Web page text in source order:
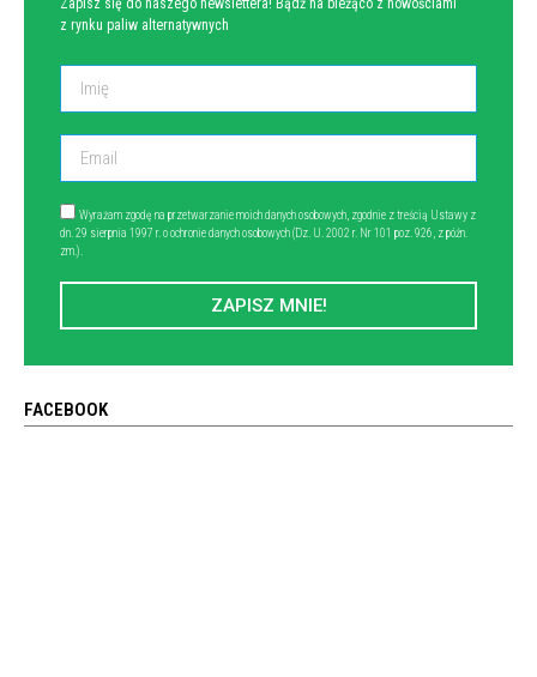
Zapisz się do naszego newslettera! Bądź na bieżąco z nowościami
z rynku paliw alternatywnych
Wyrażam zgodę na przetwarzanie moich danych osobowych, zgodnie z treścią Ustawy z
dn. 29 sierpnia 1997 r. o ochronie danych osobowych (Dz. U. 2002 r. Nr 101 poz. 926, z późn.
zm.).
ZAPISZ MNIE!
FACEBOOK